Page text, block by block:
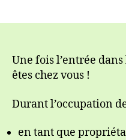
Une fois l’entrée
êtes chez vous !
Durant l’occupation
en tant que